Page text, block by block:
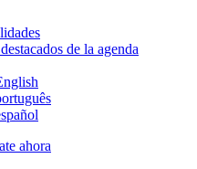
de la agenda
ahora